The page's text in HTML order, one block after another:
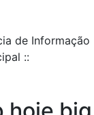
de Informação
::